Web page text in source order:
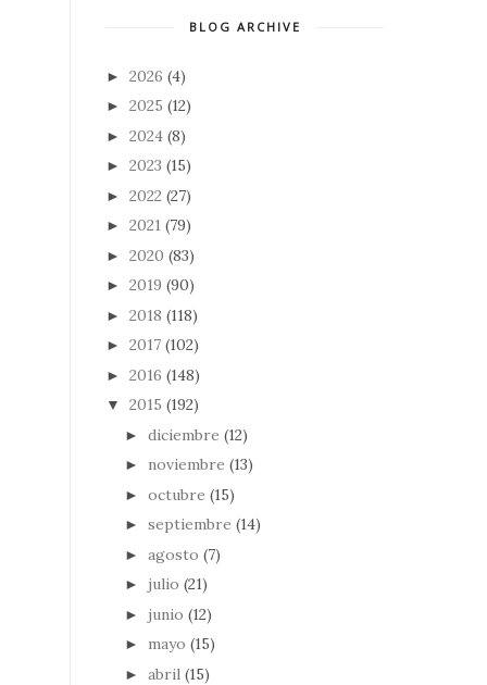
BLOG ARCHIVE
► 2026 (4)
► 2025 (12)
► 2024 (8)
► 2023 (15)
► 2022 (27)
► 2021 (79)
► 2020 (83)
► 2019 (90)
► 2018 (118)
► 2017 (102)
► 2016 (148)
▼ 2015 (192)
► diciembre (12)
► noviembre (13)
► octubre (15)
► septiembre (14)
► agosto (7)
► julio (21)
► junio (12)
► mayo (15)
► abril (15)